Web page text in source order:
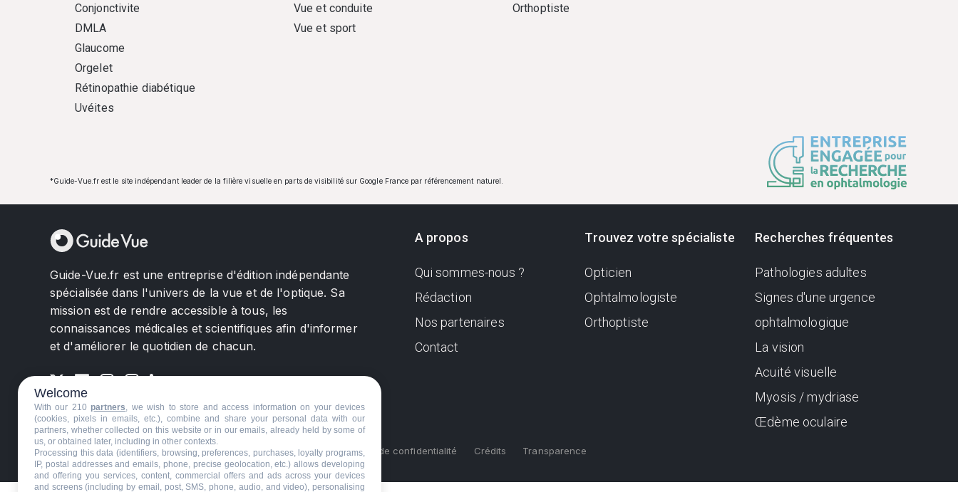
Conjonctivite
DMLA
Glaucome
Orgelet
Rétinopathie diabétique
Uvéites
Vue et conduite
Vue et sport
Orthoptiste
*Guide-Vue.fr est le site indépendant leader de la filière visuelle en parts de visibilité sur Google France par référencement naturel.
Guide-Vue.fr est une entreprise d'édition indépendante
spécialisée dans l'univers de la vue et de l'optique. Sa
mission est de rendre accessible à tous, les
connaissances médicales et scientifiques afin d'informer
et d'améliorer le quotidien de chacun.
A propos
Qui sommes-nous ?
Rédaction
Nos partenaires
Contact
Trouvez votre spécialiste
Opticien
Ophtalmologiste
Orthoptiste
Recherches fréquentes
Pathologies adultes
Signes d'une urgence
ophtalmologique
La vision
Acuité visuelle
Myosis / mydriase
Œdème oculaire
©GuideVue2024 Charte d'utilisation Mentions légales Politique de confidentialité Crédits Transparence
Welcome
With our 210 partners, we wish to store and access information on your devices
(cookies, pixels in emails, etc.), combine and share your personal data with our
partners, whether collected on this website or in our emails, already held by some of
us, or obtained later, including in other contexts.
Processing this data (identifiers, browsing, preferences, purchases, loyalty programs,
IP, postal addresses and emails, phone, precise geolocation, etc.) allows developing
and offering you services, content, commercial offers and ads across your devices
and screens (including by email, post, SMS, phone, audio, and video), personalising